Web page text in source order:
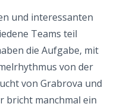
und interessanten
Teams teil
die Aufgabe, mit
von der
von Grabrova und
bricht manchmal ein